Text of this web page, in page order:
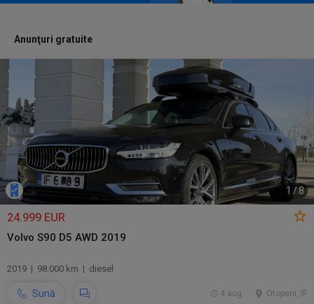
Anunţuri gratuite
1 /8
24.999 EUR
Volvo S90 D5 AWD 2019
2019 | 98.000 km | diesel
Sună Otopeni, IF
4 aug.